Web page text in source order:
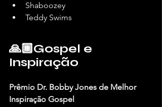
Shaboozey
Teddy Swims
🙏🏾Gospel e
Inspiração
Prêmio Dr. Bobby Jones de Melhor
Inspiração Gospel